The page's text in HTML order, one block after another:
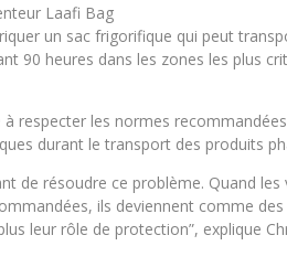
Laafi Bag
un sac frigorifique qui peut
90 heures dans les zones les plus
respecter les normes
durant le transport des produits
de résoudre ce problème. Quand
ils deviennent comme des
leur rôle de protection”, explique